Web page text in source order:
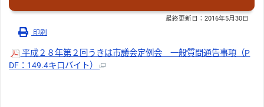
最終更新日：2016年5月30日
印刷
平成２８年第２回うきは市議会定例会 一般質問通告事項（P
DF：149.4キロバイト）